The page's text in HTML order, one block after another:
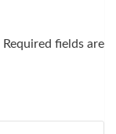
Required fields are